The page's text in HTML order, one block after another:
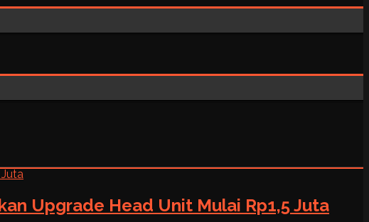
Upgrade Head Unit Mulai Rp1,5 Juta